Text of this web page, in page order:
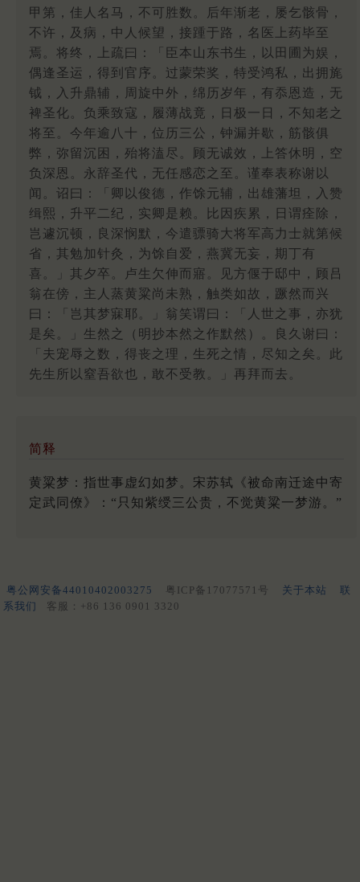
甲第，佳人名马，不可胜数。后年渐老，屡乞骸骨，
不许，及病，中人候望，接踵于路，名医上药毕至
焉。将终，上疏曰：「臣本山东书生，以田圃为娱，
偶逢圣运，得到官序。过蒙荣奖，特受鸿私，出拥旄
钺，入升鼎辅，周旋中外，绵历岁年，有忝恩造，无
裨圣化。负乘致寇，履薄战竟，日极一日，不知老之
将至。今年逾八十，位历三公，钟漏并歇，筋骸俱
弊，弥留沉困，殆将溘尽。顾无诚效，上答休明，空
负深恩。永辞圣代，无任感恋之至。谨奉表称谢以
闻。诏曰：「卿以俊德，作馀元辅，出雄藩坦，入赞
缉熙，升平二纪，实卿是赖。比因疾累，日谓痊除，
岂遽沉顿，良深悯默，今遣骠骑大将军高力士就第候
省，其勉加针灸，为馀自爱，燕冀无妄，期丁有
喜。」其夕卒。卢生欠伸而寤。见方偃于邸中，顾吕
翁在傍，主人蒸黄粱尚未熟，触类如故，蹶然而兴
曰：「岂其梦寐耶。」翁笑谓曰：「人世之事，亦犹
是矣。」生然之（明抄本然之作默然）。良久谢曰：
「夫宠辱之数，得丧之理，生死之情，尽知之矣。此
先生所以窒吾欲也，敢不受教。」再拜而去。
简释
黄粱梦：指世事虚幻如梦。宋苏轼《被命南迁途中寄
定武同僚》：“只知紫绶三公贵，不觉黄粱一梦游。”
粤公网安备44010402003275 粤ICP备17077571号 关于本站
联
系我们
客服：+86 136 0901 3320